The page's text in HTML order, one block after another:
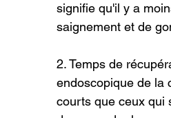
signifie qu'il y a
saignement et de
2. Temps de
endoscopique de la
courts que ceux qui